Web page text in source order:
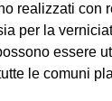
realizzati
per la
essere
le comuni